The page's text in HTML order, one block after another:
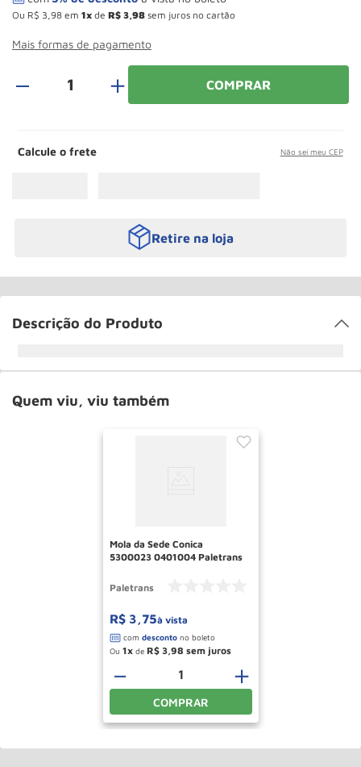
Ou R$ 3 98 em 1 de R$ 3 98 sem juros no cartão
Mais formas de pagamento
＋ COMPRAR
Calcule o frete Não sei meu CEP
Retire na loja
Descrição do Produto
Quem viu, viu também
Mola da Sede Conica
5300023 0401004 Paletrans
Paletrans
R$ 3,75à vista
Ou 1 de R$ 3,98
＋
－
COMPRAR
10º Roda